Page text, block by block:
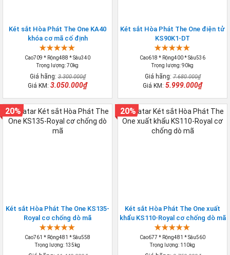
Két sắt Hòa Phát The One KA40
khóa cơ mã cố định
Cao709 * Rộng488 * Sâu340
Trọng lượng: 70kg
Giá hãng:3.300.000₫
Giá KM: 3.050.000₫
Két sắt Hòa Phát The One điện tử
KS90K1-DT
Cao618 * Rộng400 * Sâu536
Trọng lượng: 90kg
Giá hãng:7.680.000₫
Giá KM: 5.999.000₫
Két sắt Hòa Phát The One KS135-
Royal cơ chống dò mã
Cao761 * Rộng481 * Sâu558
Trọng lượng: 135kg
20%
Két sắt Hòa Phát The One xuất
khẩu KS110-Royal cơ chống dò mã
Cao677 * Rộng481 * Sâu560
Trọng lượng: 110kg
20%